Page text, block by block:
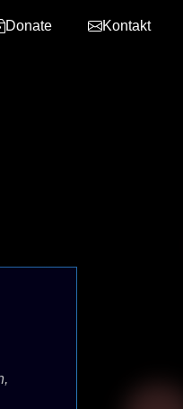
Donate Kontakt